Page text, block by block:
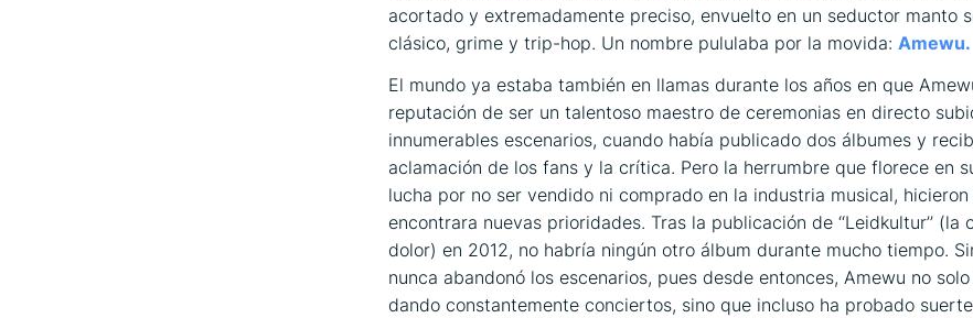
acortado y extremadamente preciso, envuelto en un seductor manto
clásico, grime y trip-hop. Un nombre pululaba por la movida: Amewu.
El mundo ya estaba también en llamas durante los años en que
reputación de ser un talentoso maestro de ceremonias en directo
innumerables escenarios, cuando había publicado dos álbumes y
aclamación de los fans y la crítica. Pero la herrumbre que florece en
lucha por no ser vendido ni comprado en la industria musical,
encontrara nuevas prioridades. Tras la publicación de ‘‘Leidkultur’’ (la
dolor) en 2012, no habría ningún otro álbum durante mucho tiempo.
nunca abandonó los escenarios, pues desde entonces, Amewu no
dando constantemente conciertos, sino que incluso ha probado